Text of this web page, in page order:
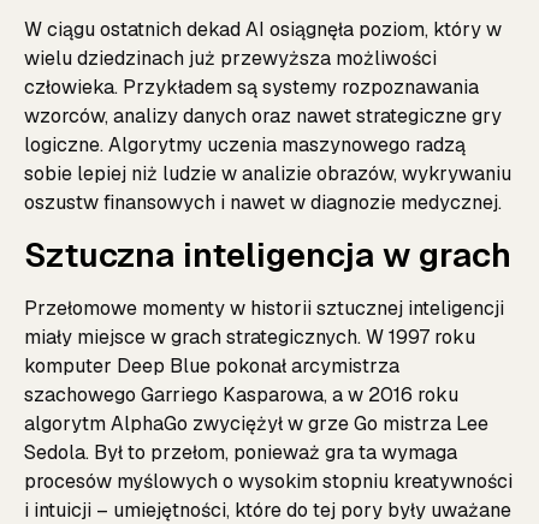
W ciągu ostatnich dekad AI osiągnęła poziom, który w
wielu dziedzinach już przewyższa możliwości
człowieka. Przykładem są systemy rozpoznawania
wzorców, analizy danych oraz nawet strategiczne gry
logiczne. Algorytmy uczenia maszynowego radzą
sobie lepiej niż ludzie w analizie obrazów, wykrywaniu
oszustw finansowych i nawet w diagnozie medycznej.
Sztuczna inteligencja w grach
Przełomowe momenty w historii sztucznej inteligencji
miały miejsce w grach strategicznych. W 1997 roku
komputer Deep Blue pokonał arcymistrza
szachowego Garriego Kasparowa, a w 2016 roku
algorytm AlphaGo zwyciężył w grze Go mistrza Lee
Sedola. Był to przełom, ponieważ gra ta wymaga
procesów myślowych o wysokim stopniu kreatywności
i intuicji – umiejętności, które do tej pory były uważane